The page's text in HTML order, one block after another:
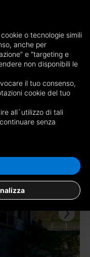
via mail
e l'informativa
o tecnologie simili
anche per
e “targeting e
non disponibili le
il tuo consenso,
cookie del tuo
all`utilizzo di tali
senza